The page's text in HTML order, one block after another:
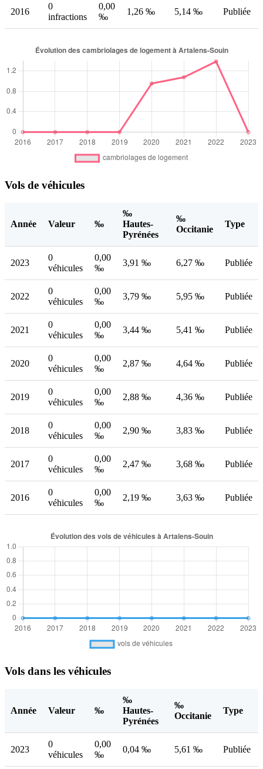
2016
0
infractions
0,00
‰
1,26 ‰ 5,14 ‰ Publiée
Vols de véhicules
Année Valeur ‰
‰
Hautes-
Pyrénées
‰
Occitanie
Type
2023
0
véhicules
0,00
‰
3,91 ‰ 6,27 ‰ Publiée
2022
0
véhicules
0,00
‰
3,79 ‰ 5,95 ‰ Publiée
2021
0
véhicules
0,00
‰
3,44 ‰ 5,41 ‰ Publiée
2020
0
véhicules
0,00
‰
2,87 ‰ 4,64 ‰ Publiée
2019
0
véhicules
0,00
‰
2,88 ‰ 4,36 ‰ Publiée
2018
0
véhicules
0,00
‰
2,90 ‰ 3,83 ‰ Publiée
2017
0
véhicules
0,00
‰
2,47 ‰ 3,68 ‰ Publiée
2016
0
véhicules
0,00
‰
2,19 ‰ 3,63 ‰ Publiée
Vols dans les véhicules
Année Valeur ‰
‰
Hautes-
Pyrénées
‰
Occitanie
Type
2023
0
véhicules
0,00
‰
0,04 ‰ 5,61 ‰ Publiée